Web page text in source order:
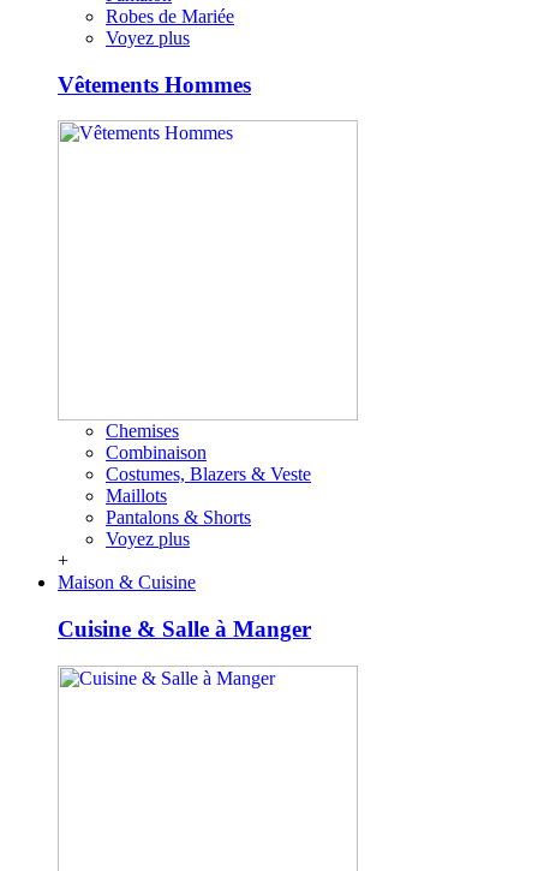
Robes de Mariée
Voyez plus
Vêtements Hommes
Chemises
Combinaison
Costumes, Blazers & Veste
Maillots
Pantalons & Shorts
Voyez plus
+
Maison & Cuisine
Cuisine & Salle à Manger